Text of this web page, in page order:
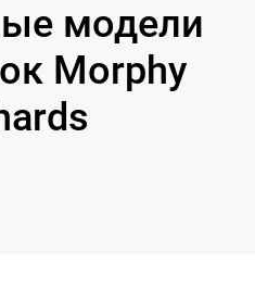
модели
Morphy